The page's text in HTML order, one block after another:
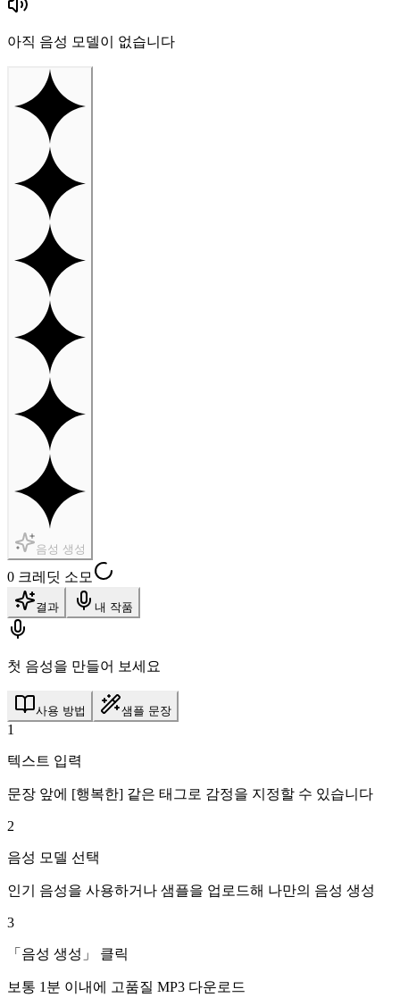
아직 음성 모델이 없습니다
음성 생성
0 크레딧 소모
결과 내 작품
첫 음성을 만들어 보세요
사용 방법 샘플 문장
1
텍스트 입력
문장 앞에 [행복한] 같은 태그로 감정을 지정할 수 있습니다
2
음성 모델 선택
인기 음성을 사용하거나 샘플을 업로드해 나만의 음성 생성
3
「음성 생성」 클릭
보통 1분 이내에 고품질 MP3 다운로드